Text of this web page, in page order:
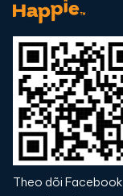
Theo dõi Facebook